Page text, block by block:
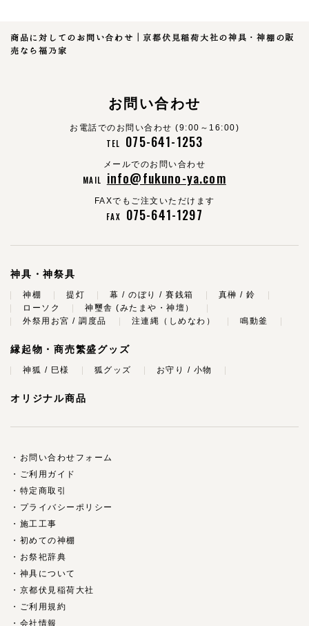
商品に対してのお問い合わせ｜京都伏見稲荷大社の神具・神棚の販
売なら福乃家
お問い合わせ
お電話でのお問い合わせ (9:00～16:00)
TEL 075-641-1253
メールでのお問い合わせ
MAIL info@fukuno-ya.com
FAXでもご注文いただけます
FAX 075-641-1297
神具・神祭具
神棚 提灯 幕 / のぼり / 賽銭箱
真榊 / 鈴
ローソク
神璽舎 (みたまや・神壇）
外祭用お宮 / 調度品
注連縄（しめなわ） 鳴動釜
縁起物・商売繁盛グッズ
神狐 / 巳様 狐グッズ お守り / 小物
オリジナル商品
お問い合わせフォーム
ご利用ガイド
特定商取引
プライバシーポリシー
施工工事
初めての神棚
お祭祀辞典
神具について
京都伏見稲荷大社
ご利用規約
会社情報